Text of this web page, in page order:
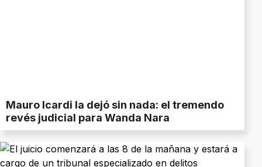
Mauro Icardi la dejó sin nada: el tremendo
revés judicial para Wanda Nara